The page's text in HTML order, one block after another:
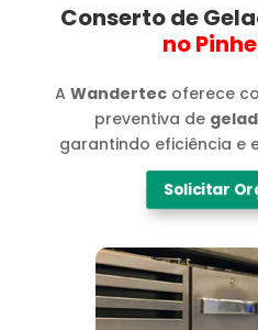
Conserto de
no
AWandertec oferece
preventiva de
garantindo eficiência e
Solicitar